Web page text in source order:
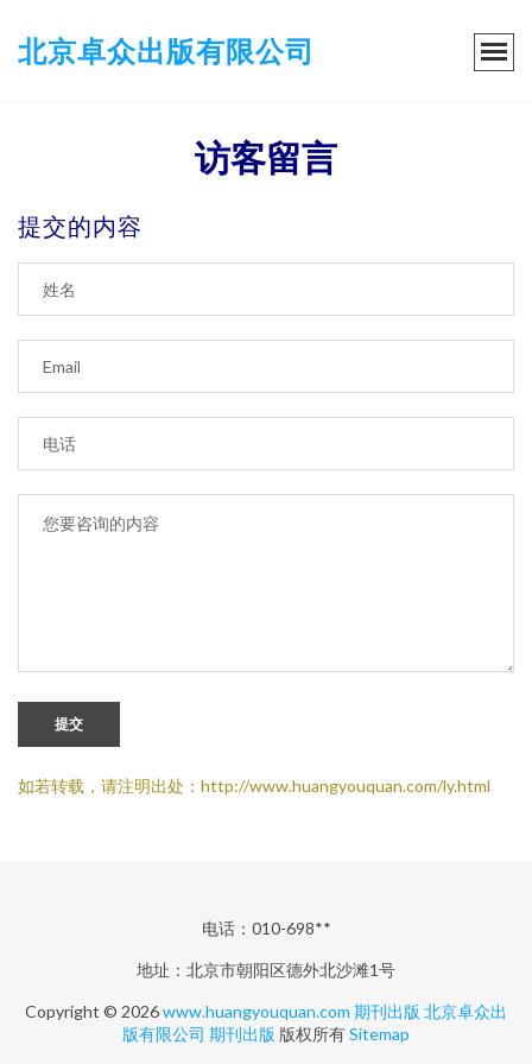
北京卓众出版有限公司
访客留言
提交的内容
提交
如若转载，请注明出处：http://www.huangyouquan.com/ly.html
电话：010-698**
地址：北京市朝阳区德外北沙滩1号
Copyright © 2026www.huangyouquan.com 期刊出版 北京卓众出
版有限公司 期刊出版 版权所有Sitemap